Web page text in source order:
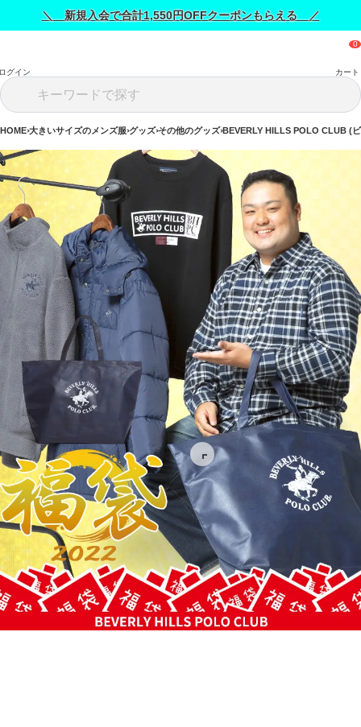
＼ 新規入会で合計1,550円OFFクーポンもらえる ／
グイン カート
HOME 大きいサイズのメンズ服 グッズ その他のグッズ BEVERLY HILLS POLO CLUB (